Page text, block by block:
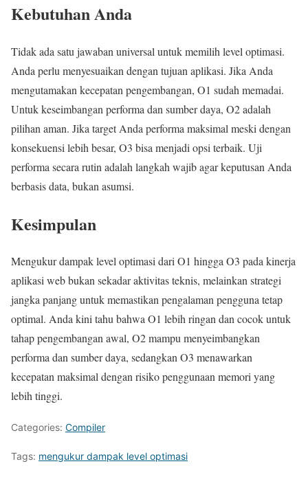
Kebutuhan Anda
Tidak ada satu jawaban universal untuk memilih level optimasi.
Anda perlu menyesuaikan dengan tujuan aplikasi. Jika Anda
mengutamakan kecepatan pengembangan, O1 sudah memadai.
Untuk keseimbangan performa dan sumber daya, O2 adalah
pilihan aman. Jika target Anda performa maksimal meski dengan
konsekuensi lebih besar, O3 bisa menjadi opsi terbaik. Uji
performa secara rutin adalah langkah wajib agar keputusan Anda
berbasis data, bukan asumsi.
Kesimpulan
Mengukur dampak level optimasi dari O1 hingga O3 pada kinerja
aplikasi web bukan sekadar aktivitas teknis, melainkan strategi
jangka panjang untuk memastikan pengalaman pengguna tetap
optimal. Anda kini tahu bahwa O1 lebih ringan dan cocok untuk
tahap pengembangan awal, O2 mampu menyeimbangkan
performa dan sumber daya, sedangkan O3 menawarkan
kecepatan maksimal dengan risiko penggunaan memori yang
lebih tinggi.
Categories: Compiler
Tags: mengukur dampak level optimasi